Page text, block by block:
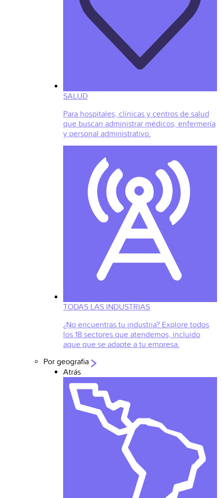
SALUD
Para hospitales, clínicas y centros de salud
que buscan administrar médicos, enfermería
y personal administrativo.
TODAS LAS INDUSTRIAS
¿No encuentras tu industria? Explore todos
los 18 sectores que atendemos, incluido
aque que se adapte a tu empresa.
Por geografia
Atrás